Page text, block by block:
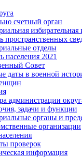
счетный орган
избирательная
пространственных
отделы
населения 2021
Совет
даты в военной
администрации
задачи и функции
органы и
организации
проверок
информация